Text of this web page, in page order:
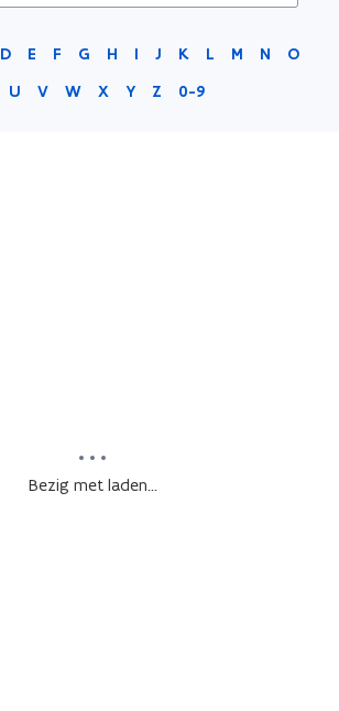
D E F G H I J K L M N
O
U V W X Y Z 0-9
Bezig met laden...